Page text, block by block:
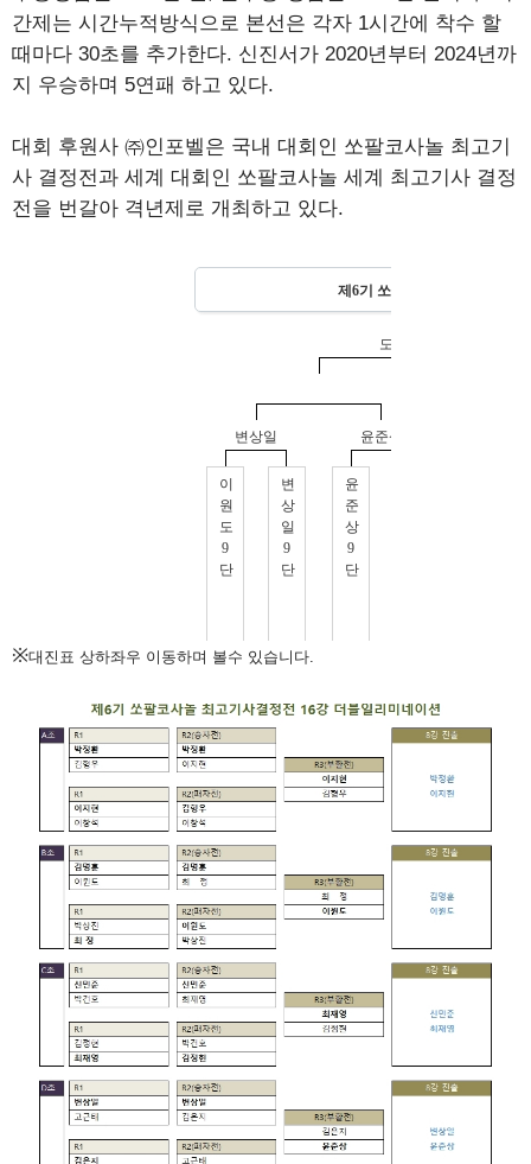
간제는 시간누적방식으로 본선은 각자 1시간에 착수 할
때마다 30초를 추가한다. 신진서가 2020년부터 2024년까
지 우승하며 5연패 하고 있다.
대회 후원사 ㈜인포벨은 국내 대회인 쏘팔코사놀 최고기
사 결정전과 세계 대회인 쏘팔코사놀 세계 최고기사 결정
전을 번갈아 격년제로 개최하고 있다.
※대진표 상하좌우 이동하며 볼수 있습니다.